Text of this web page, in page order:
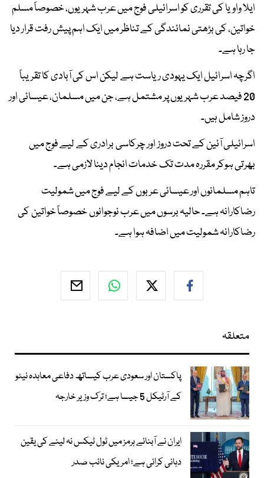
ایلا واویا کی تقرری کو اسرائیلی فوج میں عرب شہریوں، خصوصاً مسلم
خواتین، کی بڑھتی نمائندگی کے تناظر میں ایک اہم پیش رفت قرار دیا
جا رہا ہے۔
اگرچہ اسرائیل ایک یہودی ریاست ہے لیکن اس کی آبادی کا تقریباً
20 فیصد عرب شہریوں پر مشتمل ہے، جن میں مسلمان، عیسائی اور
دروز شامل ہیں۔
اسرائیلی آئین کے تحت دروز اور چرکاسی برادری کے لیے فوج میں
بھرتی ہوکر مقررہ مدت تک خدمات انجام دینا لازمی ہے۔
تاہم مسلمانوں اور عیسائی عربوں کے لیے فوج میں شمولیت
رضاکارانہ ہے۔ حالیہ برسوں میں عرب نوجوانوں خصوصاً خواتین کی
رضاکارانہ شمولیت میں اضافہ ہوا ہے۔
متعلقہ
پاکستان اور سعودی عرب کیساتھ دفاعی معاہدہ نیٹو
کے آرٹیکل 5 جیسا ہے؛ ترک وزیر خارجہ
ایران نے آبنائے ہرمز میں ٹول ٹیکس نہ لینے کی یقین
دہانی کرائی ہے؛ امریکی نائب صدر